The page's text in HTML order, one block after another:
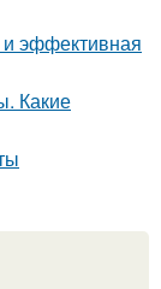
и эффективная
Какие